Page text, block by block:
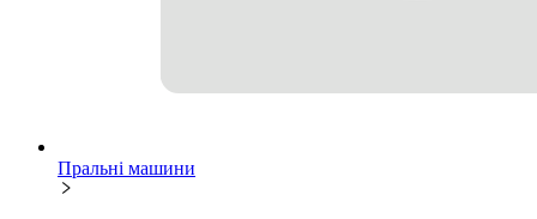
Пральні машини